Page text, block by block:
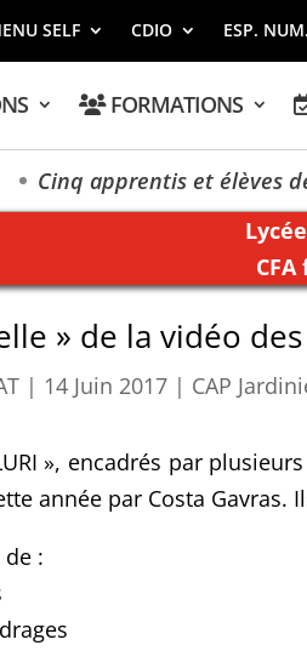
SELF CDIO ESP. NUM.
FORMATIONS
apprentis et élèves de
» de la vidéo des
| 14 Juin 2017| CAP
», encadrés par
année par Costa
: